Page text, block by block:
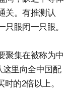
关。有推测认
眼闭一只眼。
聚集在被称为中
这里向全中国配
的2倍以上。